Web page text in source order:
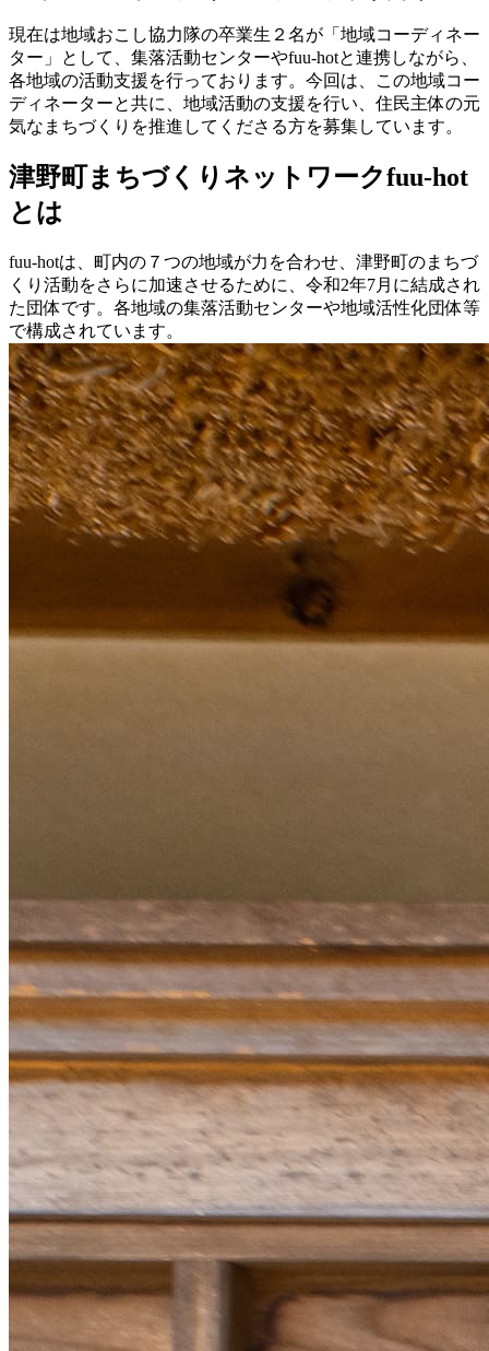
現在は地域おこし協力隊の卒業生２名が「地域コーディネー
ター」として、集落活動センターやfuu-hotと連携しながら、
各地域の活動支援を行っております。今回は、この地域コー
ディネーターと共に、地域活動の支援を行い、住民主体の元
気なまちづくりを推進してくださる方を募集しています。
津野町まちづくりネットワークfuu-hot
とは
fuu-hotは、町内の７つの地域が力を合わせ、津野町のまちづ
くり活動をさらに加速させるために、令和2年7月に結成され
た団体です。各地域の集落活動センターや地域活性化団体等
で構成されています。